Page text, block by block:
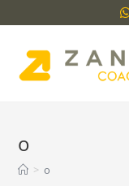
o
> o